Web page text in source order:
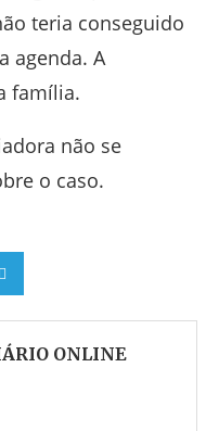
teria conseguido
agenda. A
família.
não se
o caso.
Telegram
ONLINE